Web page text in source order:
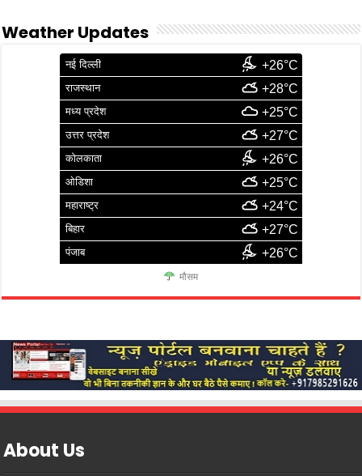
Weather Updates
नई दिल्ली +26°C
राजस्थान +28°C
मध्य प्रदेश +25°C
उत्तर प्रदेश +27°C
कोलकाता +26°C
ओडिशा +25°C
महाराष्ट्र +24°C
बिहार +27°C
पंजाब +26°C
मौसम
About Us